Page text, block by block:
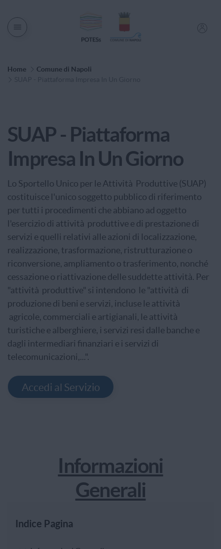
Men� di navigazione
Percorso di Navigazione
Home
Comune di Napoli
Categoria di Servizio
SUAP - Piattaforma
Impresa In Un Giorno
Lo Sportello Unico per le Attività Produttive (SUAP)
costituisce l'unico soggetto pubblico di riferimento
per tutti i procedimenti che abbiano ad oggetto
l'esercizio di attività produttive e di prestazione di
servizi e quelli relativi alle azioni di localizzazione,
realizzazione, trasformazione, ristrutturazione o
riconversione, ampliamento o trasferimento, nonché
cessazione o riattivazione delle suddette attività. Per
"attività produttive" si intendono le "attività di
produzione di beni e servizi, incluse le attività
agricole, commerciali e artigianali, le attività
turistiche e alberghiere, i servizi resi dalle banche e
dagli intermediari finanziari e i servizi di
telecomunicazioni,...".
Accedi al Servizio
Informazioni
Generali
Indice Pagina
Indice Pagina